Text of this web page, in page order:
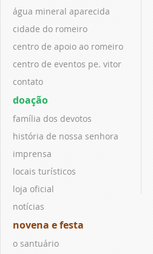
água mineral aparecida
cidade do romeiro
centro de apoio ao romeiro
centro de eventos pe. vitor
contato
doação
família dos devotos
história de nossa senhora
imprensa
locais turísticos
loja oficial
notícias
novena e festa
o santuário